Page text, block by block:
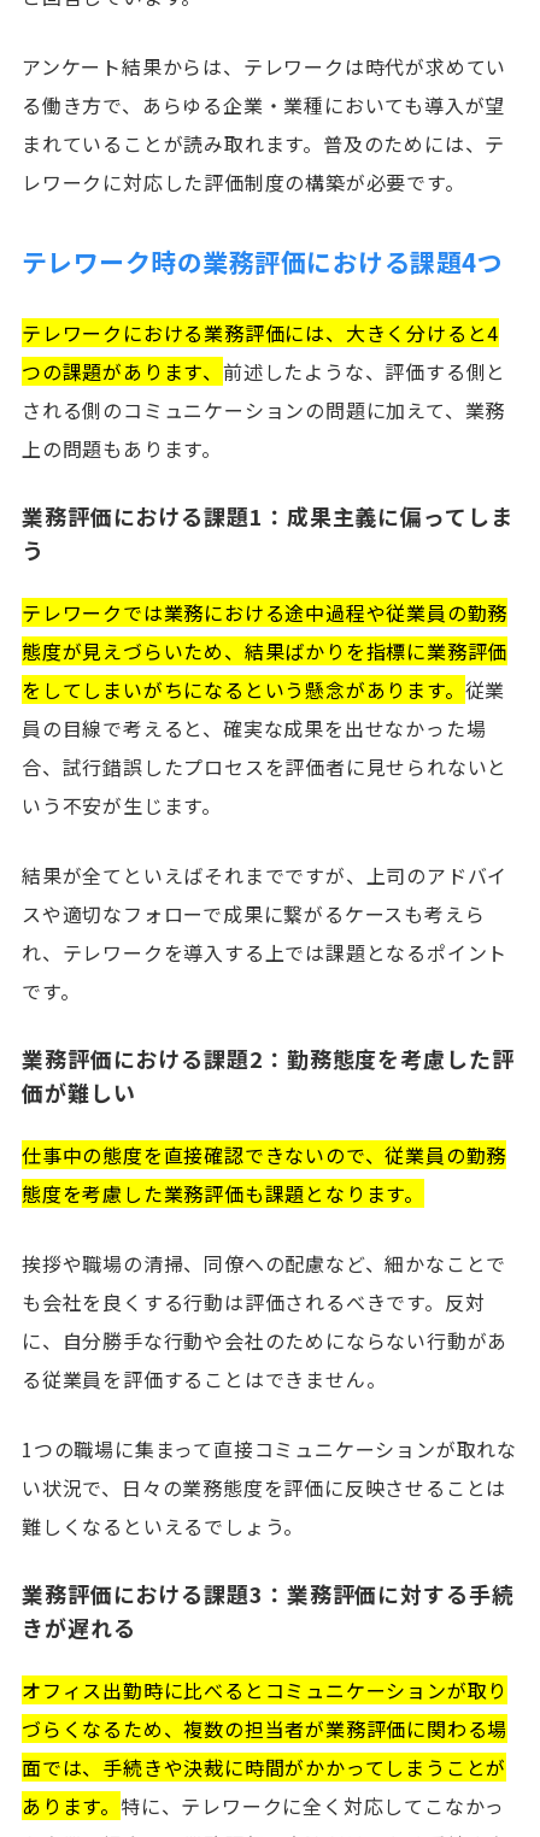
アンケート結果からは、テレワークは時代が求めてい
る働き方で、あらゆる企業・業種においても導入が望
まれていることが読み取れます。普及のためには、テ
レワークに対応した評価制度の構築が必要です。
テレワーク時の業務評価における課題4つ
テレワークにおける業務評価には、大きく分けると4
つの課題があります、 前述したような、評価する側と
される側のコミュニケーションの問題に加えて、業務
上の問題もあります。
業務評価における課題1：成果主義に偏ってしま
う
テレワークでは業務における途中過程や従業員の勤務
態度が見えづらいため、結果ばかりを指標に業務評価
をしてしまいがちになるという懸念があります。 従業
員の目線で考えると、確実な成果を出せなかった場
合、試行錯誤したプロセスを評価者に見せられないと
いう不安が生じます。
結果が全てといえばそれまでですが、上司のアドバイ
スや適切なフォローで成果に繋がるケースも考えら
れ、テレワークを導入する上では課題となるポイント
です。
業務評価における課題2：勤務態度を考慮した評
価が難しい
仕事中の態度を直接確認できないので、従業員の勤務
態度を考慮した業務評価も課題となります。
挨拶や職場の清掃、同僚への配慮など、細かなことで
も会社を良くする行動は評価されるべきです。反対
に、自分勝手な行動や会社のためにならない行動があ
る従業員を評価することはできません。
1つの職場に集まって直接コミュニケーションが取れな
い状況で、日々の業務態度を評価に反映させることは
難しくなるといえるでしょう。
業務評価における課題3：業務評価に対する手続
きが遅れる
オフィス出勤時に比べるとコミュニケーションが取り
づらくなるため、複数の担当者が業務評価に関わる場
面では、手続きや決裁に時間がかかってしまうことが
あります。 特に、テレワークに全く対応してこなかっ